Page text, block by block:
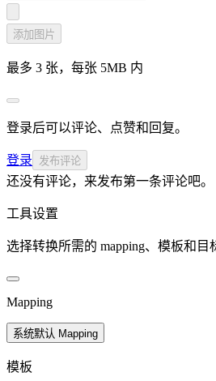
添加图片
最多 3 张，每张 5MB 内
登录后可以评论、点赞和回复。
登录 发布评论
还没有评论，来发布第一条评论吧。
工具设置
选择转换所需的 mapping、模板和目
Mapping
系统默认 Mapping
模板